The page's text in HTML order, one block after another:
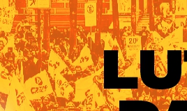
do Rio Grande do Sul